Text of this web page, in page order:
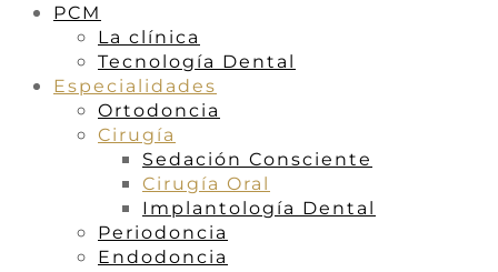
PCM
La clínica
Tecnología Dental
Especialidades
Ortodoncia
Cirugía
Sedación Consciente
Cirugía Oral
Implantología Dental
Periodoncia
Endodoncia